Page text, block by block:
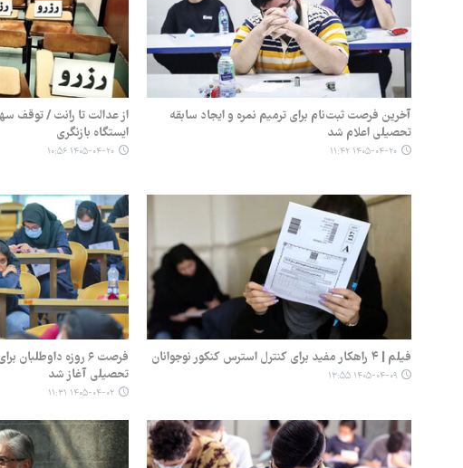
آخرین فرصت ثبت‌نام برای ترمیم نمره و ایجاد سابقه
تحصیلی اعلام شد
۱۴۰۵-۰۴-۲۰ ۱۱:۴۲
از عدالت تا رانت / توقف
ایستگاه بازنگری
۱۴۰۵-۰۴-۲۰ ۱۰:۵۶
فیلم | ۴ راهکار مفید برای کنترل استرس کنکور نوجوانان
۱۴۰۵-۰۴-۰۹ ۱۳:۵۵
فرصت ۶ روزه
تحصیلی آغاز شد
۱۴۰۵-۰۴-۰۲ ۱۱:۳۱